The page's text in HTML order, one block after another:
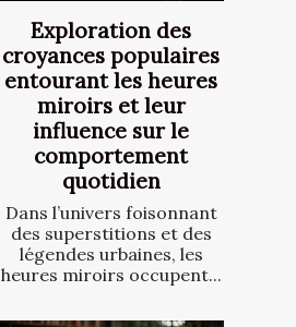
Exploration des
croyances populaires
entourant les heures
miroirs et leur
influence sur le
comportement
quotidien
Dans l’univers foisonnant
des superstitions et des
légendes urbaines, les
heures miroirs occupent...